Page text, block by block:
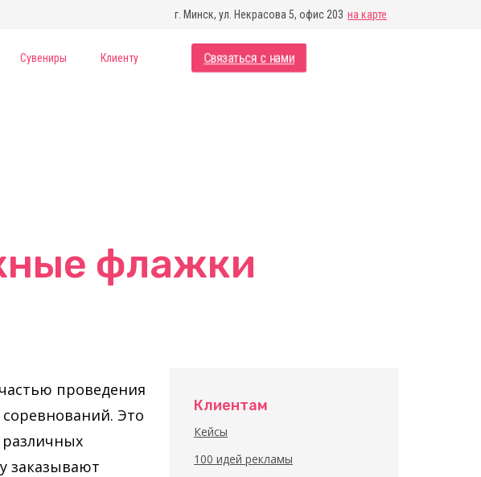
г. Минск, ул. Некрасова 5, офис 203 на карте
Сувениры Клиенту Связаться с нами
флажки
проведения
Это
заказывают
Клиентам
Кейсы
100 идей рекламы